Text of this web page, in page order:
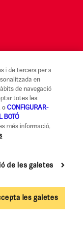
i de tercers per a
en
de navegació
totes les
oCONFIGURAR-
BOTÓ
més informació,
les galetes
de les galetes